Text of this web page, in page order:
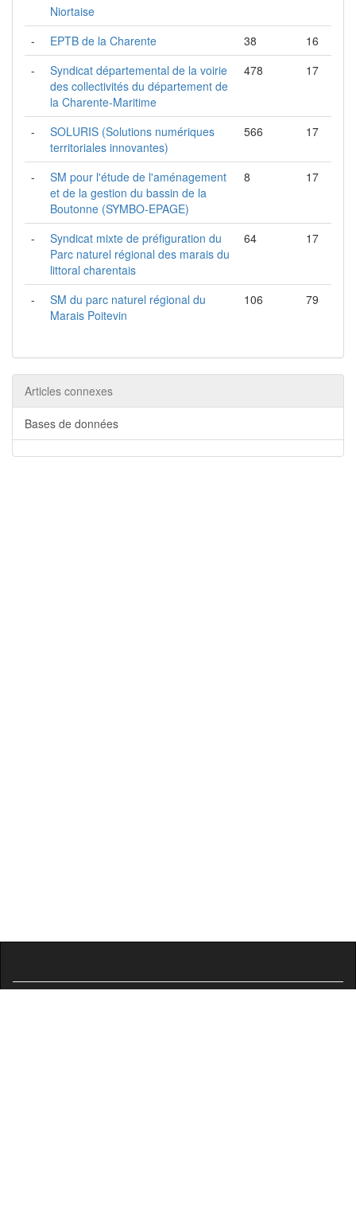
Niortaise
- EPTB de la Charente 38
16
-
Syndicat départemental de la voirie
des collectivités du département de
la Charente-Maritime
478 17
-
SOLURIS (Solutions numériques
territoriales innovantes)
566 17
-
SM pour l'étude de l'aménagement
et de la gestion du bassin de la
Boutonne (SYMBO-EPAGE)
8 17
-
Syndicat mixte de préfiguration du
Parc naturel régional des marais du
littoral charentais
64 17
-
SM du parc naturel régional du
Marais Poitevin
106 79
Articles connexes
Bases de données